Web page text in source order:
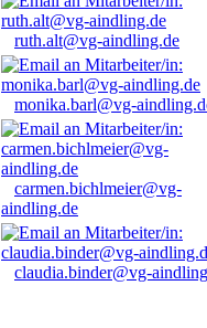
ruth.alt@vg-aindling.de
monika.barl@vg-
carmen.bichlmeier@vg-
aindling.de
claudia.binder@vg-